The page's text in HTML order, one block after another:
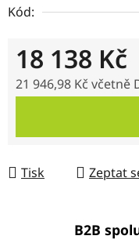
Kód:
18 138 Kč
21 946,98 Kč včetně
Tisk Zeptat
B2B